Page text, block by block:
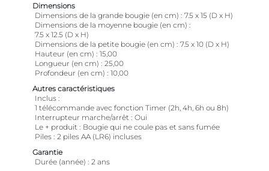
Dimensions
Dimensions de la grande bougie (en cm)
7.5 x 15 (D x H)
Dimensions de la moyenne bougie (en cm)
7.5 x 12.5 (D x H)
Dimensions de la petite bougie (en cm)
7.5 x 10 (D x H)
Hauteur (en cm)
15,00
Longueur (en cm)
25,00
Profondeur (en cm)
10,00
Autres caractéristiques
Inclus
1 télécommande avec fonction Timer (2h, 4h, 6h ou 8h)
Interrupteur marche/arrêt
Oui
Le + produit
Bougie qui ne coule pas et sans fumée
Piles 2 piles AA (LR6) incluses
Garantie
Durée (année)
2 ans